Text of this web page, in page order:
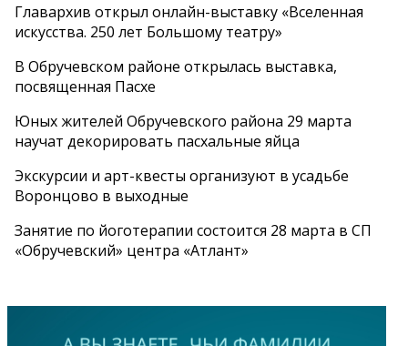
Главархив открыл онлайн-выставку «Вселенная
искусства. 250 лет Большому театру»
В Обручевском районе открылась выставка,
посвященная Пасхе
Юных жителей Обручевского района 29 марта
научат декорировать пасхальные яйца
Экскурсии и арт-квесты организуют в усадьбе
Воронцово в выходные
Занятие по йоготерапии состоится 28 марта в СП
«Обручевский» центра «Атлант»